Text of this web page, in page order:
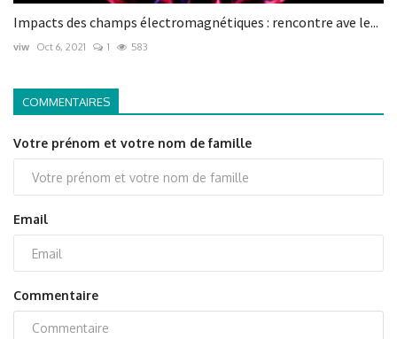
Impacts des champs électromagnétiques : rencontre ave le...
viw Oct 6, 2021 1 583
COMMENTAIRES
Votre prénom et votre nom de famille
Email
Commentaire